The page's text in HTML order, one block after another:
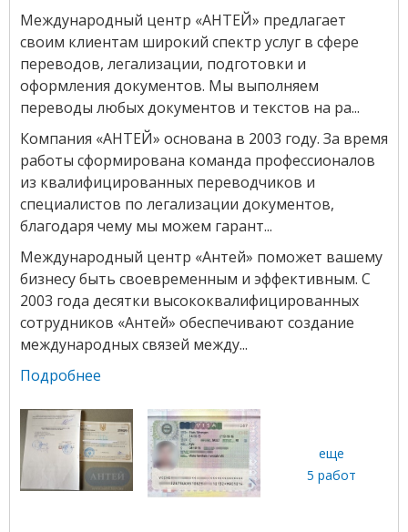
Международный центр «АНТЕЙ» предлагает
своим клиентам широкий спектр услуг в сфере
переводов, легализации, подготовки и
оформления документов. Мы выполняем
переводы любых документов и текстов на ра...
Компания «АНТЕЙ» основана в 2003 году. За время
работы сформирована команда профессионалов
из квалифицированных переводчиков и
специалистов по легализации документов,
благодаря чему мы можем гарант...
Международный центр «Антей» поможет вашему
бизнесу быть своевременным и эффективным. С
2003 года десятки высококвалифицированных
сотрудников «Антей» обеспечивают создание
международных связей между...
Подробнее
еще
5 работ